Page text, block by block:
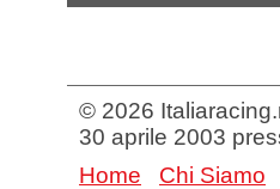
© 2026
30 aprile 2003
Home
Chi Siamo